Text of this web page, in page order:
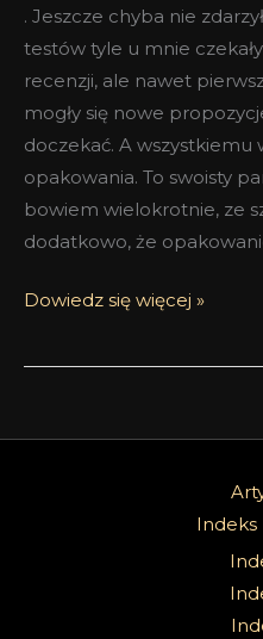
. Jeszcze chyba nie
testów tyle u mnie
recenzji, ale nawet
mogły się nowe
doczekać. A wszystkiemu
opakowania. To swoisty
bowiem wielokrotnie, ze
dodatkowo, że
Dowiedz się więcej »
Indeks